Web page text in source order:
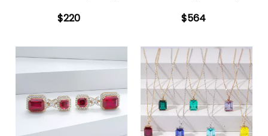
vàng nguyên khối màu
$220 $564